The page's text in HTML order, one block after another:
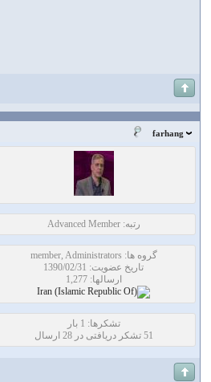
farhang
رتبه: Advanced Member
گروه ها: member, Administrators
تاریخ عضویت: 1390/02/31
ارسالها: 1,277
تشکرها: 1 بار
51 تشکر دریافتی در 28 ارسال